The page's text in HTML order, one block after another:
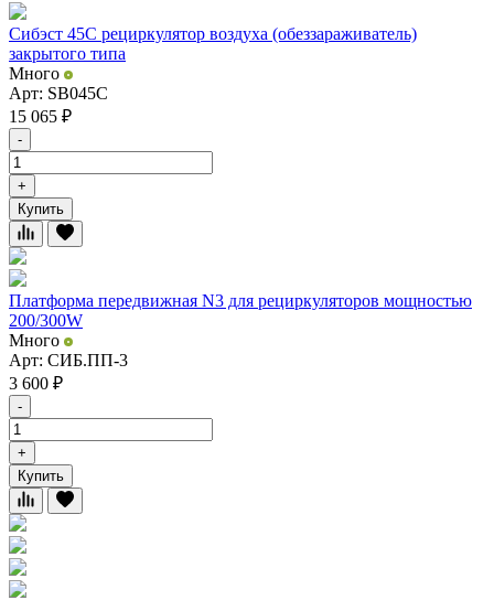
Сибэст 45С рециркулятор воздуха (обеззараживатель)
закрытого типа
Много
Арт: SB045C
15 065 ₽
-
+
Купить
Платформа передвижная N3 для рециркуляторов мощностью
200/300W
Много
Арт: СИБ.ПП-3
3 600 ₽
-
+
Купить